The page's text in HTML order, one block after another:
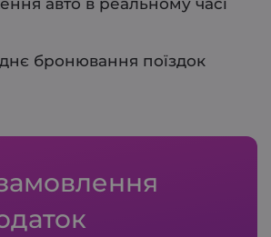
бронювання поїздок